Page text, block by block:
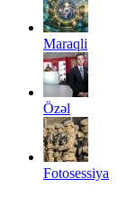
Maraqli
Özəl
Fotosessiya